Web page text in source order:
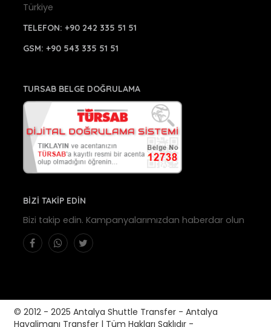
Türkiye
TELEFON: +90 242 335 51 51
GSM: +90 543 335 51 51
TURSAB BELGE DOĞRULAMA
BİZİ TAKİP EDİN
Bizi takip edin. Kampanyalarımızdan haberdar olun
© 2012 - 2025 Antalya Shuttle Transfer - Antalya
Havalimanı Transfer | Tüm Hakları Saklıdır -